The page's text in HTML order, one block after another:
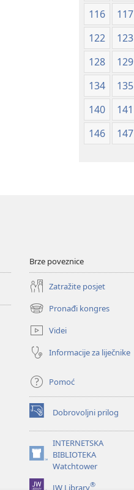
116
117
122
123
128
129
134
135
140
141
146
147
Brze poveznice
Zatražite posjet
Pronađi kongres
(otvara
se
novi
prozor)
Videi
Informacije za liječnike
Pomoć
Dobrovoljni prilog
(otvara
se
prozor)
INTERNETSKA
BIBLIOTEKA
Watchtower
(otvara
novi
JW Library®